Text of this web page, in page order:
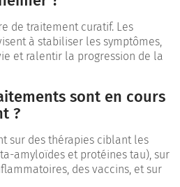
de traitement curatif. Les
à stabiliser les symptômes,
et ralentir la progression de la
sont en cours
?
sur des thérapies ciblant les
amyloïdes et protéines tau), sur
des vaccins, et sur